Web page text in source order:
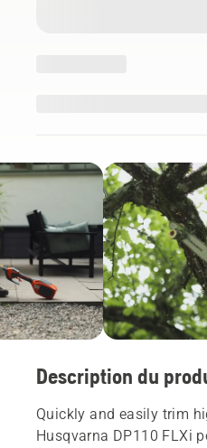
Description du
Quickly and easily trim
Husqvarna DP110 FLXi